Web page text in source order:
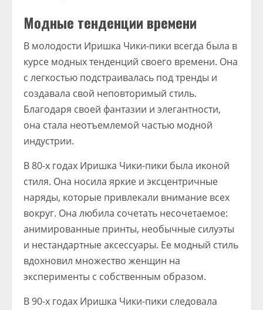
Модные тенденции времени
В молодости Иришка Чики-пики всегда была в
курсе модных тенденций своего времени. Она
с легкостью подстраивалась под тренды и
создавала свой неповторимый стиль.
Благодаря своей фантазии и элегантности,
она стала неотъемлемой частью модной
индустрии.
В 80-х годах Иришка Чики-пики была иконой
стиля. Она носила яркие и эксцентричные
наряды, которые привлекали внимание всех
вокруг. Она любила сочетать несочетаемое:
анимированные принты, необычные силуэты
и нестандартные аксессуары. Ее модный стиль
вдохновил множество женщин на
эксперименты с собственным образом.
В 90-х годах Иришка Чики-пики следовала